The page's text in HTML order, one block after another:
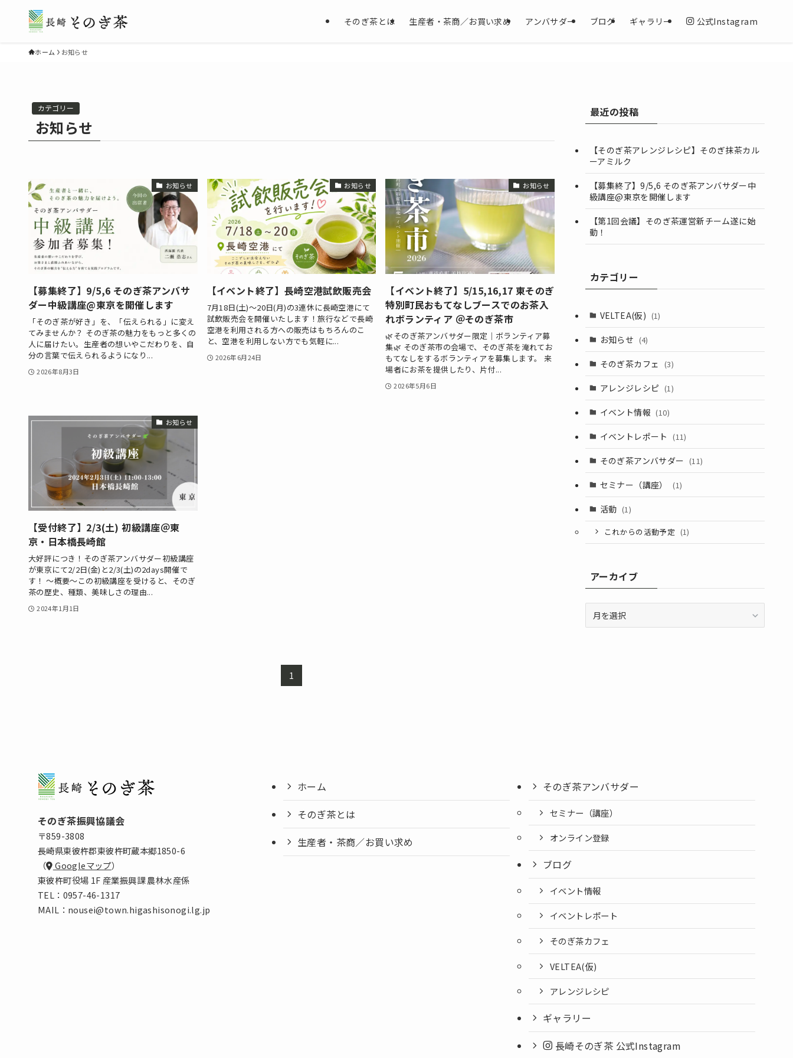
そのぎ茶とは 生産者・茶商／お買い求め アンバサダー ブログ ギャラリー 公式Instagram
ホーム お知らせ
お知らせ
カテゴリー
お知らせ
【募集終了】9/5,6 そのぎ茶アンバサ
ダー中級講座@東京を開催します
「そのぎ茶が好き」を、「伝えられる」に変え
てみませんか？ そのぎ茶の魅力をもっと多くの
人に届けたい。生産者の想いやこだわりを、自
分の言葉で伝えられるようになり...
2026年8月3日
お知らせ
【イベント終了】長崎空港試飲販売会
7月18日(土)～20日(月)の3連休に長崎空港にて
試飲販売会を開催いたします！旅行などで長崎
空港を利用される方への販売はもちろんのこ
と、空港を利用しない方でも気軽に...
2026年6月24日
お知らせ
【イベント終了】5/15,16,17 東そのぎ
特別町民おもてなしブースでのお茶入
れボランティア ＠そのぎ茶市
🌿そのぎ茶アンバサダー限定｜ボランティア募
集🌿 そのぎ茶市の会場で、そのぎ茶を淹れてお
もてなしをするボランティアを募集します。 来
場者にお茶を提供したり、片付...
2026年5月6日
お知らせ
【受付終了】2/3(土) 初級講座＠東
京・日本橋長崎館
大好評につき！そのぎ茶アンバサダー初級講座
が東京にて2/2日(金)と2/3(土)の2days開催で
す！ 〜概要〜この初級講座を受けると、そのぎ
茶の歴史、種類、美味しさの理由...
2024年1月1日
1
最近の投稿
【そのぎ茶アレンジレシピ】そのぎ抹茶カル
ーアミルク
【募集終了】9/5,6 そのぎ茶アンバサダー中
級講座@東京を開催します
【第1回会議】そのぎ茶運営新チーム遂に始
動！
カテゴリー
VELTEA(仮) (1)
お知らせ (4)
そのぎ茶カフェ (3)
アレンジレシピ (1)
イベント情報 (10)
イベントレポート (11)
そのぎ茶アンバサダー (11)
セミナー（講座） (1)
活動 (1)
これからの活動予定 (1)
アーカイブ
ー
そのぎ茶振興協議会
〒859-3808
長崎県東彼杵郡東彼杵町蔵本郷1850-6
（
Googleマップ）
東彼杵町役場 1F 産業振興課 農林水産係
TEL： 0957-46-1317
MAIL： nousei@town.higashisonogi.lg.jp
ホーム
そのぎ茶とは
生産者・茶商／お買い求め
そのぎ茶アンバサダー
セミナー（講座）
オンライン登録
ブログ
イベント情報
イベントレポート
そのぎ茶カフェ
VELTEA(仮)
アレンジレシピ
ギャラリー
長崎そのぎ茶 公式Instagram